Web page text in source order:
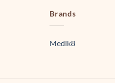
Brands
Medik8